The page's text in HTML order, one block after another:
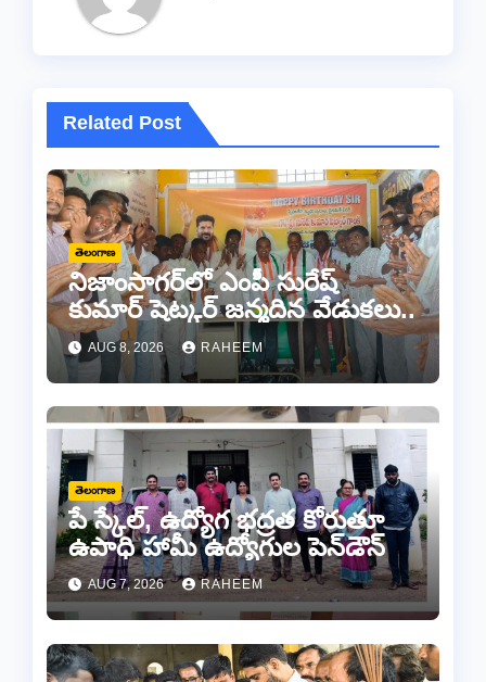
Related Post
తెలంగాణ
నిజాంసాగర్‌లో ఎంపీ సురేష్
కుమార్ షెట్కర్ జన్మదిన వేడుకలు..
AUG 8, 2026 RAHEEM
తెలంగాణ
పే స్కేల్, ఉద్యోగ భద్రత కోరుతూ
ఉపాధి హామీ ఉద్యోగుల పెన్‌డౌన్
AUG 7, 2026 RAHEEM